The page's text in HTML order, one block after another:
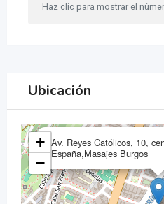
Haz clic para mostrar el
Ubicación
Av. Reyes Católicos, 10,
España,Masajes Burgos
+
−